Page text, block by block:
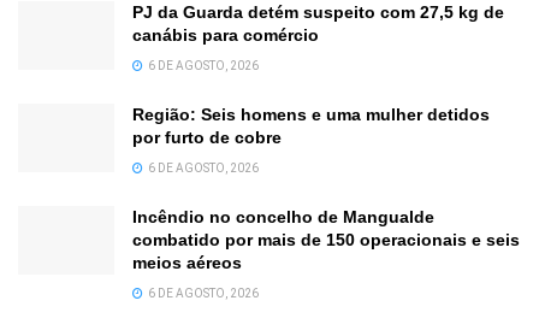
PJ da Guarda detém suspeito com 27,5 kg de
canábis para comércio
6 DE AGOSTO, 2026
Região: Seis homens e uma mulher detidos
por furto de cobre
6 DE AGOSTO, 2026
Incêndio no concelho de Mangualde
combatido por mais de 150 operacionais e seis
meios aéreos
6 DE AGOSTO, 2026